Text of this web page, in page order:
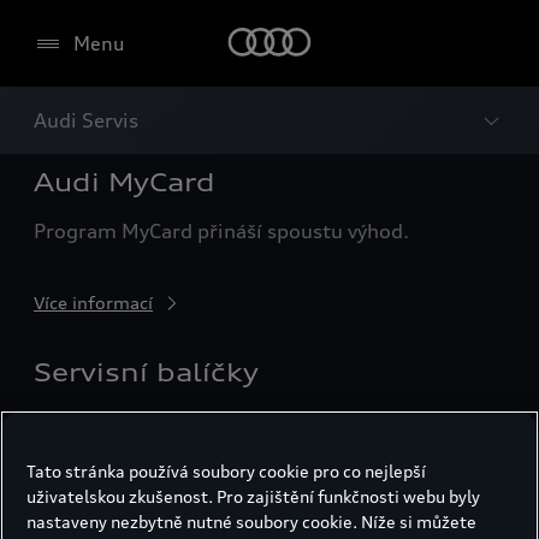
Menu
Audi Servis
Audi MyCard
Program MyCard přináší spoustu výhod.
Více informací
Servisní balíčky
Více informací
Tato stránka používá soubory cookie pro co nejlepší
uživatelskou zkušenost. Pro zajištění funkčnosti webu byly
nastaveny nezbytně nutné soubory cookie. Níže si můžete